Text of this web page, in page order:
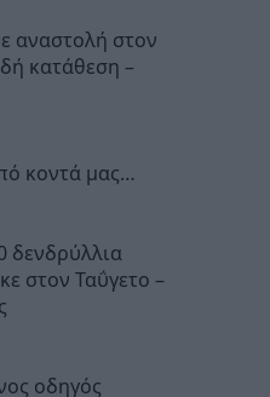
αναστολή στον
κατάθεση –
κοντά μας…
δενδρύλλια
στον Ταΰγετο –
οδηγός